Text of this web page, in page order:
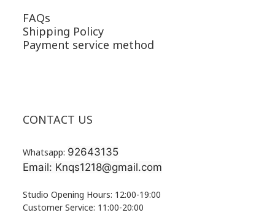
FAQs
Shipping Policy
Payment service method
CONTACT US
Whatsapp: 92643135
Email: Knqs1218@gmail.com
Studio Opening Hours: 12:00-19:00
Customer Service: 11:00-20:00